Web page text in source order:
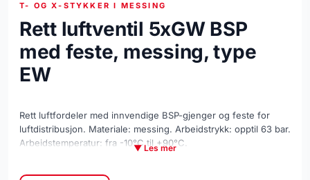
T- OG X-STYKKER I MESSING
Rett luftventil 5xGW BSP
med feste, messing, type
EW
Rett luftfordeler med innvendige BSP-gjenger og feste for
luftdistribusjon. Materiale: messing. Arbeidstrykk: opptil 63 bar.
Arbeidstemperatur: fra -10°C til +90°C.
▼ Les mer